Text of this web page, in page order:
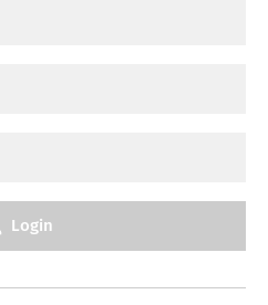
Login